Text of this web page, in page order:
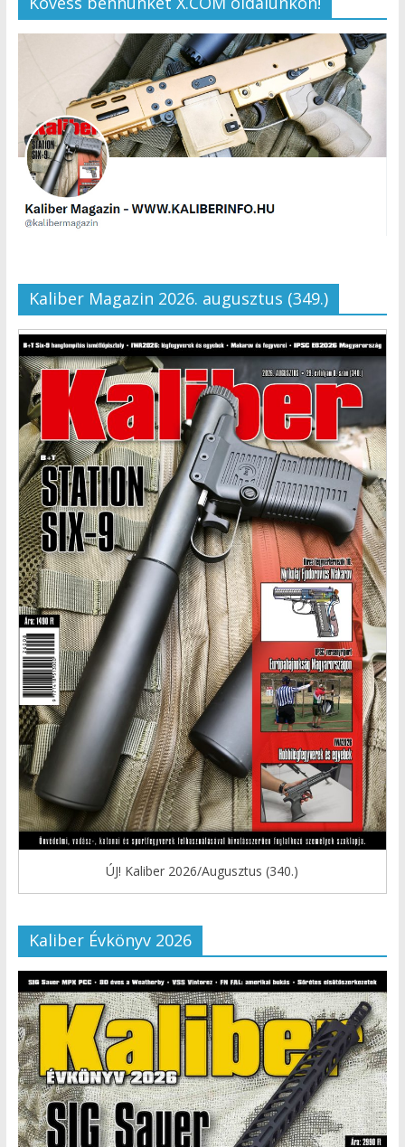
Kaliber Magazin 2026. augusztus (349.)
ÚJ! Kaliber 2026/Augusztus (340.)
Kaliber Évkönyv 2026